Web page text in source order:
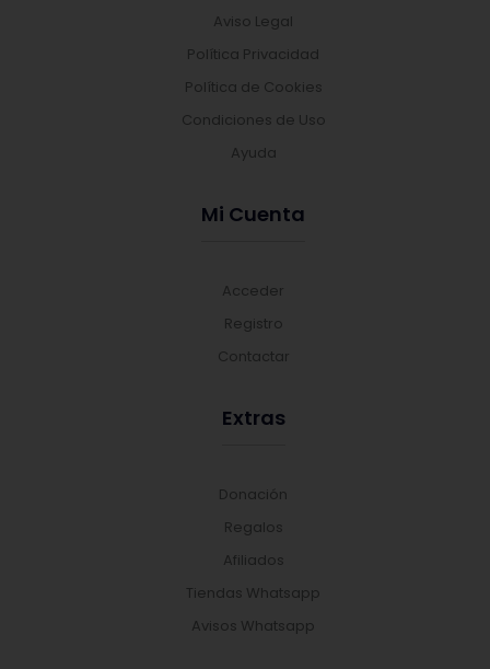
Aviso Legal
Política Privacidad
Política de Cookies
Condiciones de Uso
Ayuda
Mi Cuenta
Acceder
Registro
Contactar
Extras
Donación
Regalos
Afiliados
Tiendas Whatsapp
Avisos Whatsapp